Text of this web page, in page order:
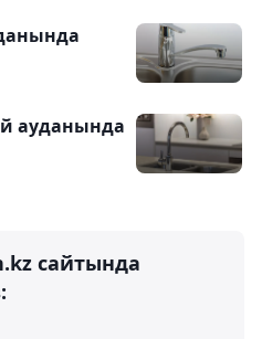
ауданында
сайтында